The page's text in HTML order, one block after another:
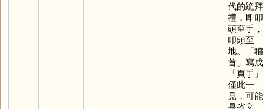
代的跪拜
禮，即叩
頭至手，
叩頭至
地。「稽
首」寫成
「頁手」
僅此一
見，可能
是省文，